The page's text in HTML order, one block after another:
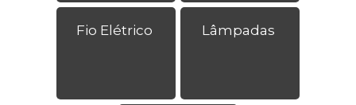
Fio Elétrico Lâmpadas